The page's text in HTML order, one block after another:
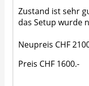
Zustand ist sehr
das Setup wurde
Neupreis CHF
Preis CHF 1600.-